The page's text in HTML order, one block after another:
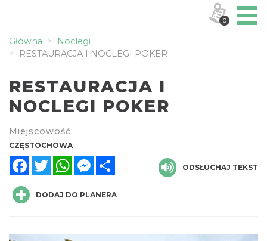
Główna
Noclegi
RESTAURACJA I NOCLEGI POKER
RESTAURACJA I
NOCLEGI POKER
Miejscowość:
CZĘSTOCHOWA
FacebookTwitterWhatsAppMessenger
ODSŁUCHAJ TEKST
DODAJ DO PLANERA
0